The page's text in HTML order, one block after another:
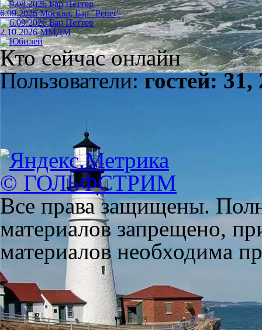
6.09.2026 Москва, Бар "Petter"
2.10.2026 ММДМ
Кто сейчас онлайн
Пользователи:гостей: 31,
© ГОЛЬФСТРИМ
Все права защищены.
материалов запрещено,
материалов необходима